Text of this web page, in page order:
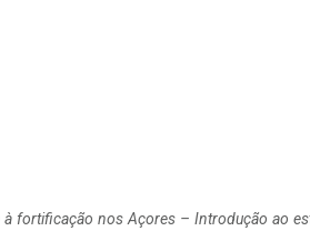
à fortificação nos Açores – Introdução ao